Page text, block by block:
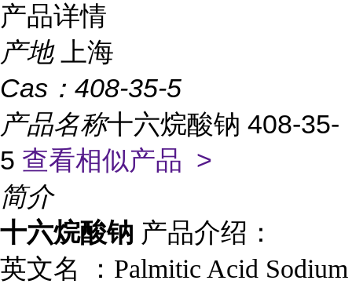
产品详情
产地
上海
Cas： 408-35-5
产品名称十六烷酸钠 408-35-
5 查看相似产品 >
简介
十六烷酸钠 产品介绍：
英文名 ： Palmitic Acid Sodium